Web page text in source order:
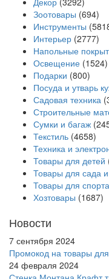
Зоотовары (694)
Инструменты
Интерьер (2777)
Напольные
Освещение (1524)
Подарки (800)
Посуда и утварь
Садовая техника
Строительные
Сумки и багаж
Текстиль (4658)
Техника и
Товары для детей
Товары для сада
Товары для
Хозтовары (1687)
Новости
7 сентября 2024
Промокод на товары
24 февраля 2024